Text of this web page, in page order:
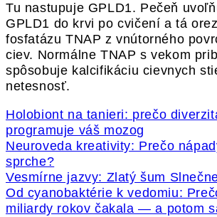
Tu nastupuje GPLD1. Pečeň
GPLD1 do krvi po cvičení a tá
fosfatázu TNAP z vnútorného
ciev. Normálne TNAP s vekom
spôsobuje kalcifikáciu cievnych
netesnosť.
Holobiont na tanieri: prečo
programuje váš mozog
Neuroveda kreativity: Prečo
sprche?
Vesmírne jazvy: Zlatý šum
Od cyanobaktérie k vedomiu:
miliardy rokov čakala — a potom